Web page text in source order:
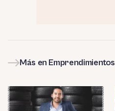
Más en Emprendimientos